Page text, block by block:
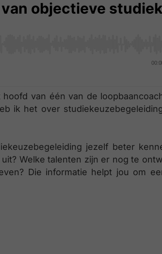
van één van de
ik het over
jezelf beter
Welke talenten zijn er nog te
Die informatie helpt jou om